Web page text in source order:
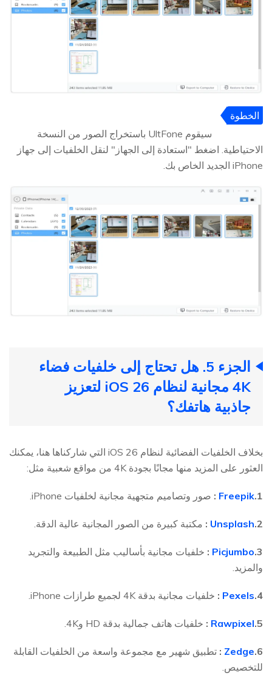
الخطوة
سيقوم UltFone باستخراج الصور من النسخة
الاحتياطية. اضغط "استعادة إلى الجهاز" لنقل الخلفيات إلى جهاز
iPhone الجديد الخاص بك.
الجزء 5. هل تحتاج إلى خلفيات فضاء
4K مجانية لنظام iOS 26 لتعزيز
جاذبية هاتفك؟
بخلاف الخلفيات الفضائية لنظام iOS 26 التي شاركناها هنا، يمكنك
العثور على المزيد منها مجانًا بجودة 4K من مواقع شعبية مثل:
1.
Freepik
: صور وتصاميم متجهية مجانية لخلفيات iPhone.
2.
Unsplash
: مكتبة كبيرة من الصور المجانية عالية الدقة.
3.
Picjumbo
: خلفيات مجانية بأساليب مثل الطبيعة والتجريد
والمزيد.
4.
Pexels
: خلفيات مجانية بدقة 4K لجميع طرازات iPhone.
5.
Rawpixel
: خلفيات هاتف جمالية بدقة HD و4K.
6.
Zedge
: تطبيق شهير مع مجموعة واسعة من الخلفيات القابلة
للتخصيص.